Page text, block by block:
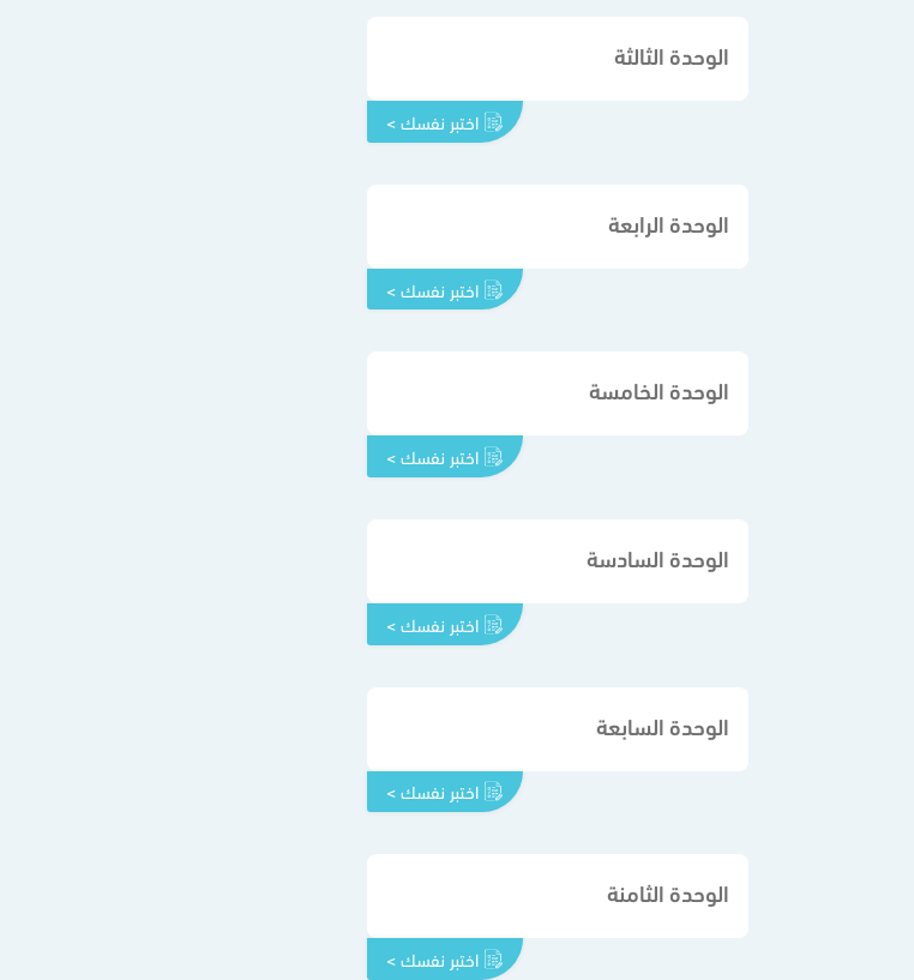
الوحدة الثالثة
اختبر نفسك >
الوحدة الرابعة
اختبر نفسك >
الوحدة الخامسة
اختبر نفسك >
الوحدة السادسة
اختبر نفسك >
الوحدة السابعة
اختبر نفسك >
الوحدة الثامنة
اختبر نفسك >